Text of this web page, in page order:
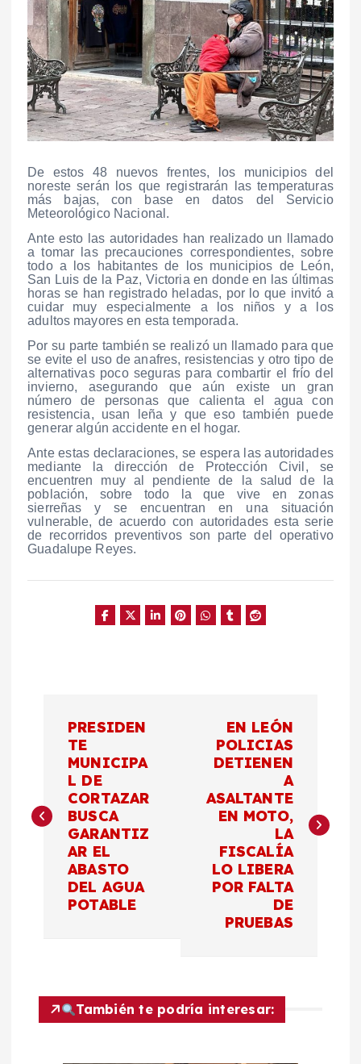
De estos 48 nuevos frentes, los municipios del
noreste serán los que registrarán las temperaturas
más bajas, con base en datos del Servicio
Meteorológico Nacional.
Ante esto las autoridades han realizado un llamado
a tomar las precauciones correspondientes, sobre
todo a los habitantes de los municipios de León,
San Luis de la Paz, Victoria en donde en las últimas
horas se han registrado heladas, por lo que invitó a
cuidar muy especialmente a los niños y a los
adultos mayores en esta temporada.
Por su parte también se realizó un llamado para que
se evite el uso de anafres, resistencias y otro tipo de
alternativas poco seguras para combartir el frío del
invierno, asegurando que aún existe un gran
número de personas que calienta el agua con
resistencia, usan leña y que eso también puede
generar algún accidente en el hogar.
Ante estas declaraciones, se espera las autoridades
mediante la dirección de Protección Civil, se
encuentren muy al pendiente de la salud de la
población, sobre todo la que vive en zonas
sierreñas y se encuentran en una situación
vulnerable, de acuerdo con autoridades esta serie
de recorridos preventivos son parte del operativo
Guadalupe Reyes.
e
ó
PRESIDEN
TE
MUNICIPA
L DE
CORTAZAR
BUSCA
GARANTIZ
AR EL
ABASTO
DEL AGUA
POTABLE
EN LEÓN
POLICIAS
DETIENEN
A
ASALTANTE
EN MOTO,
LA
FISCALÍA
LO LIBERA
POR FALTA
DE
PRUEBAS
También te podría interesar: